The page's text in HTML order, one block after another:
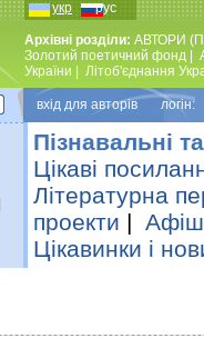
укр рус
Архівні розділи: АВТОРИ
Золотий поетичний фонд
України
Лiтоб'єднання
вхiд для авторiв логін:
Пізнавальні
Цікаві
Літературна
проекти |
Цікавинки і